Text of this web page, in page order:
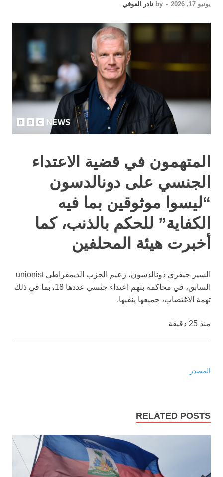
يونيو 17, 2026 -
by نادر العوفي
المتهمون في قضية الاعتداء
الجنسي على دونالدسون
“ليسوا موثوقين بما فيه
الكفاية” للحكم بالذنب، كما
أخبرت هيئة المحلفين
السير جيفري دونالدسون، زعيم الحزب الديمقراطي unionist
السابق، في محاكمة بتهم اعتداء جنسي عددها 18، بما في ذلك
تهمة الاغتصاب، جميعها ينفيها.
منذ 25 دقيقة
المصدر
RELATED POSTS